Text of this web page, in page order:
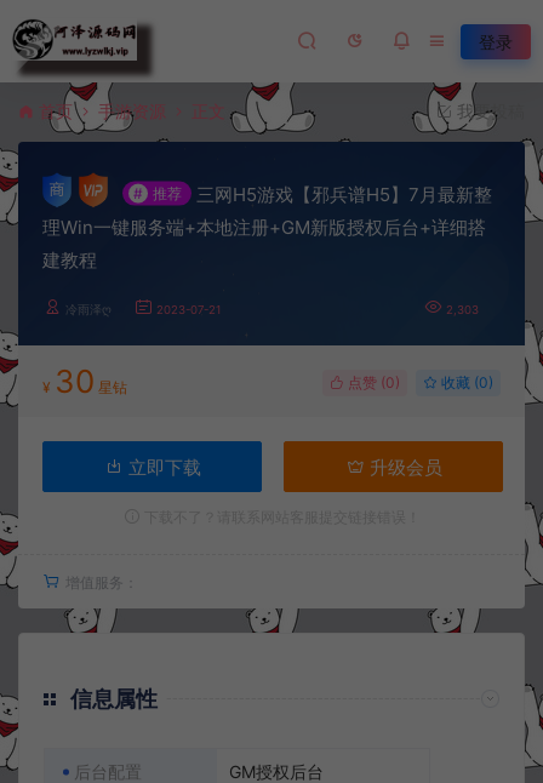
登录
首页 手游资源 正文 我要投稿
# 推荐
三网H5游戏【邪兵谱H5】7月最新整
理Win一键服务端+本地注册+GM新版授权后台+详细搭
建教程
冷雨泽ღ 2023-07-21 2,303
¥ 30 星钻 点赞 (0) 收藏 (0)
立即下载 升级会员
增值服务：
信息属性
后台配置 GM授权后台